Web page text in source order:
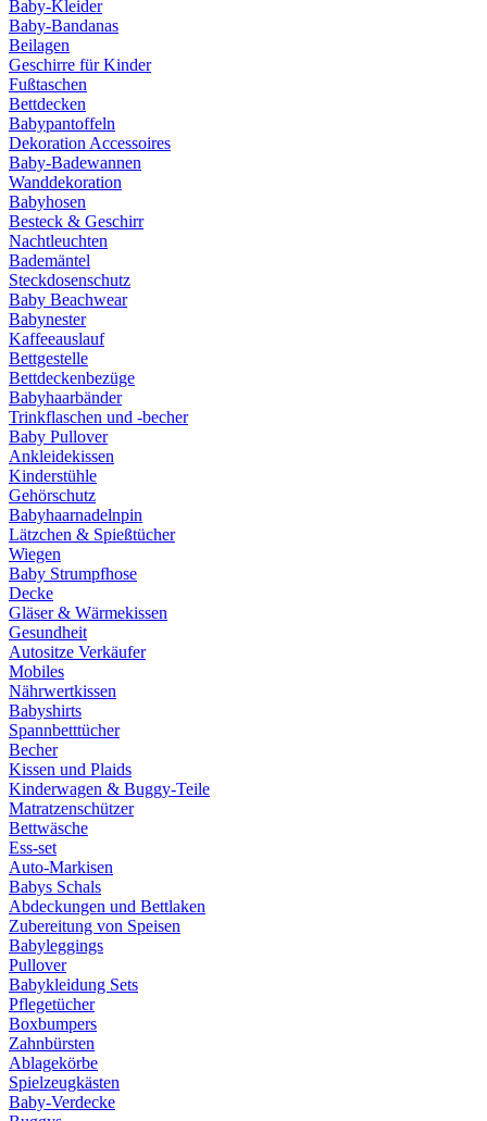
Baby-Kleider
Baby-Bandanas
Beilagen
Geschirre für Kinder
Fußtaschen
Bettdecken
Babypantoffeln
Dekoration Accessoires
Baby-Badewannen
Wanddekoration
Babyhosen
Besteck & Geschirr
Nachtleuchten
Bademäntel
Steckdosenschutz
Baby Beachwear
Babynester
Kaffeeauslauf
Bettgestelle
Bettdeckenbezüge
Babyhaarbänder
Trinkflaschen und -becher
Baby Pullover
Ankleidekissen
Kinderstühle
Gehörschutz
Babyhaarnadelnpin
Lätzchen & Spießtücher
Wiegen
Baby Strumpfhose
Decke
Gläser & Wärmekissen
Gesundheit
Autositze Verkäufer
Mobiles
Nährwertkissen
Babyshirts
Spannbetttücher
Becher
Kissen und Plaids
Kinderwagen & Buggy-Teile
Matratzenschützer
Bettwäsche
Ess-set
Auto-Markisen
Babys Schals
Abdeckungen und Bettlaken
Zubereitung von Speisen
Babyleggings
Pullover
Babykleidung Sets
Pflegetücher
Boxbumpers
Zahnbürsten
Ablagekörbe
Spielzeugkästen
Baby-Verdecke